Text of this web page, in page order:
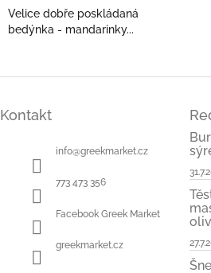
Velice dobře poskládaná
bedýnka - mandarinky...
Kontakt
info@greekmarket.cz
773 473 356
Facebook Greek Market
greekmarket.cz